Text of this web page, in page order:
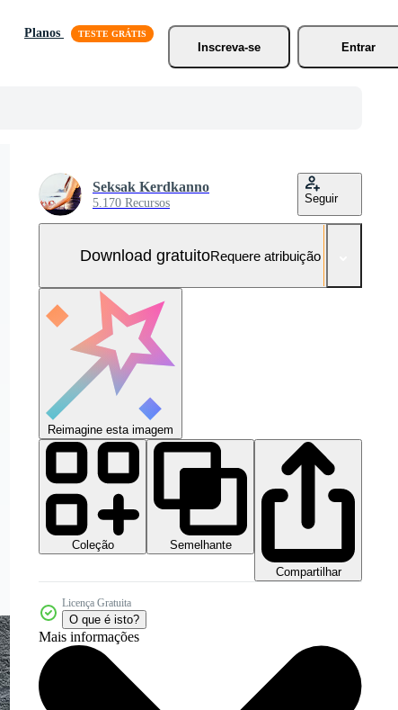
Planos
Inscreva-se
Entrar
Seksak Kerdkanno
5.170 Recursos Seguir
Download gratuitoRequere atribuição
Reimagine esta imagem
Coleção
Semelhante
Compartilhar
Licença Gratuita
O que é isto?
Mais informações